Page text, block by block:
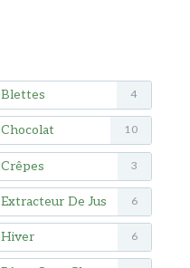
Blettes 4
Chocolat 10
Crêpes 3
Extracteur De Jus 6
Hiver 6